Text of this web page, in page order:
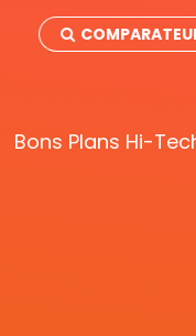
Bons Plans Hi-